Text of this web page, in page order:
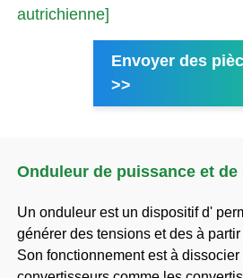
autrichienne]
Envoyer des
>>
Onduleur de puissance et de
Un onduleur est un dispositif d'
générer des tensions et des à
Son fonctionnement est à dissocier